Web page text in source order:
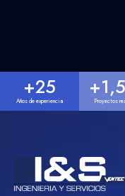
Años de experiencia
+25
Proyectos
+